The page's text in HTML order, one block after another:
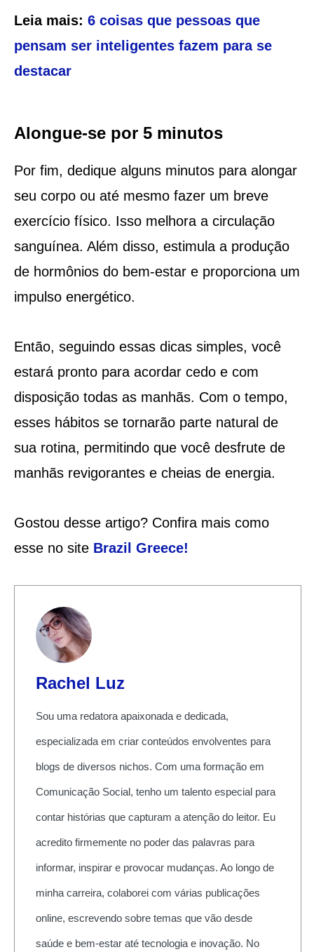
Leia mais: 6 coisas que pessoas que
pensam ser inteligentes fazem para se
destacar
Alongue-se por 5 minutos
Por fim, dedique alguns minutos para alongar
seu corpo ou até mesmo fazer um breve
exercício físico. Isso melhora a circulação
sanguínea. Além disso, estimula a produção
de hormônios do bem-estar e proporciona um
impulso energético.
Então, seguindo essas dicas simples, você
estará pronto para acordar cedo e com
disposição todas as manhãs. Com o tempo,
esses hábitos se tornarão parte natural de
sua rotina, permitindo que você desfrute de
manhãs revigorantes e cheias de energia.
Gostou desse artigo? Confira mais como
esse no site Brazil Greece!
Rachel Luz
Sou uma redatora apaixonada e dedicada,
especializada em criar conteúdos envolventes para
blogs de diversos nichos. Com uma formação em
Comunicação Social, tenho um talento especial para
contar histórias que capturam a atenção do leitor. Eu
acredito firmemente no poder das palavras para
informar, inspirar e provocar mudanças. Ao longo de
minha carreira, colaborei com várias publicações
online, escrevendo sobre temas que vão desde
saúde e bem-estar até tecnologia e inovação. No